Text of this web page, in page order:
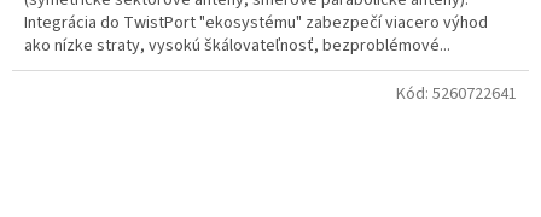
Integrácia do TwistPort "ekosystému" zabezpečí viacero výhod
ako nízke straty, vysokú škálovateľnosť, bezproblémové...
Kód: 5260722641